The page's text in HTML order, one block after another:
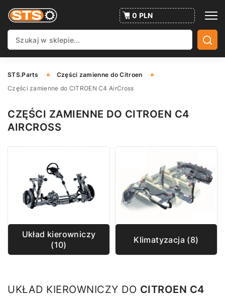
0 PLN
STS.Parts
Części zamienne do Citroen
Części zamienne do CITROEN C4 AirCross
CZĘŚCI ZAMIENNE DO CITROEN C4
AIRCROSS
Układ kierowniczy
(10)
Klimatyzacja (8)
UKŁAD KIEROWNICZY DO CITROEN C4